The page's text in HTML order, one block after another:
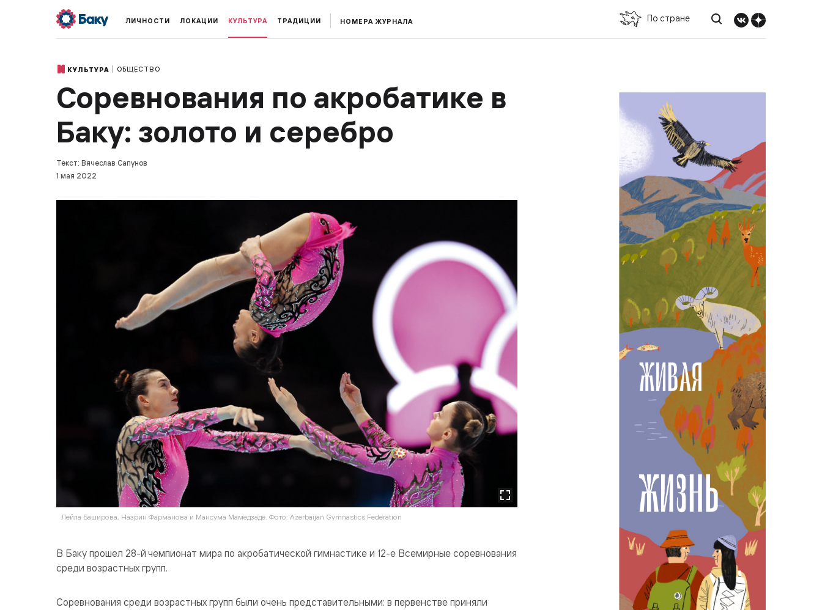
ЛИЧНОСТИ ЛОКАЦИИ КУЛЬТУРА ТРАДИЦИИ НОМЕРА ЖУРНАЛА По стране
КУЛЬТУРА ОБЩЕСТВО
Соревнования по акробатике в
Баку: золото и серебро
Текст: Вячеслав Сапунов
1 мая 2022
Лейла Баширова, Назрин Фарманова и Мансума Мамедзаде. Фото: Azerbaijan Gymnastics Federation
В Баку прошел 28-й чемпионат мира по акробатической гимнастике и 12-е Всемирные соревнования
среди возрастных групп.
Соревнования среди возрастных групп были очень представительными: в первенстве приняли